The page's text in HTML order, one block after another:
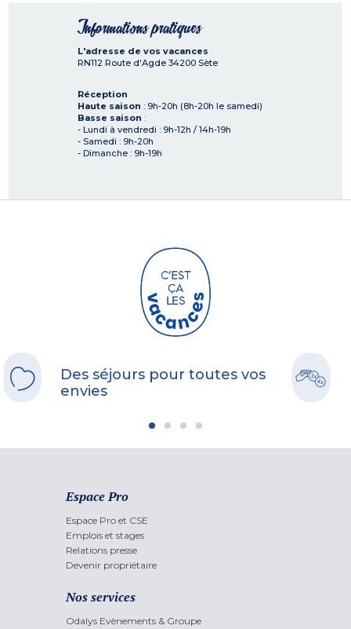
Informations pratiques
L'adresse de vos vacances
RN112 Route d'Agde 34200 Sète
Réception
Haute saison : 9h-20h (8h-20h le samedi)
Basse saison :
- Lundi à vendredi : 9h-12h / 14h-19h
- Samedi : 9h-20h
- Dimanche : 9h-19h
Des séjours pour toutes vos
envies
Espace Pro
Espace Pro et CSE
Emplois et stages
Relations presse
Devenir propriétaire
Nos services
Odalys Evènements & Groupe